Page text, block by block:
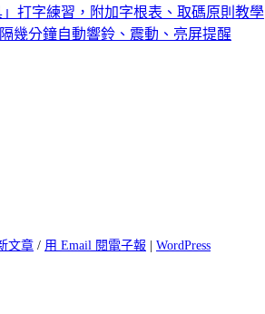
」打字練習，附加字根表、取碼原則教學
幾分鐘自動響鈴、震動、亮屏提醒
文章 / 用 Email 閱電子報
WordPress